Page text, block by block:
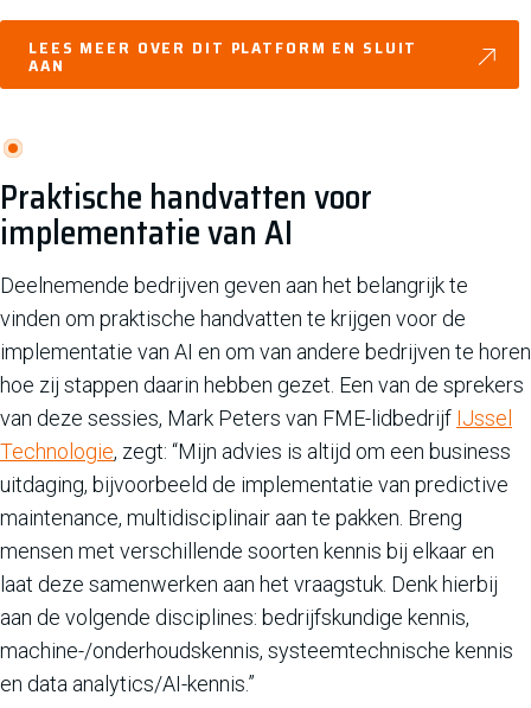
LEES MEER OVER DIT PLATFORM EN SLUIT
AAN
Praktische handvatten voor
implementatie van AI
Deelnemende bedrijven geven aan het belangrijk te
vinden om praktische handvatten te krijgen voor de
implementatie van AI en om van andere bedrijven te horen
hoe zij stappen daarin hebben gezet. Een van de sprekers
van deze sessies, Mark Peters van FME-lidbedrijf IJssel
Technologie, zegt: “Mijn advies is altijd om een business
uitdaging, bijvoorbeeld de implementatie van predictive
maintenance, multidisciplinair aan te pakken. Breng
mensen met verschillende soorten kennis bij elkaar en
laat deze samenwerken aan het vraagstuk. Denk hierbij
aan de volgende disciplines: bedrijfskundige kennis,
machine-/onderhoudskennis, systeemtechnische kennis
en data analytics/AI-kennis.”